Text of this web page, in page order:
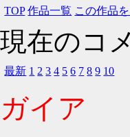
TOP 作品一覧 この作品
現在のコ
最新 1 2 3 4 5 6 7 8 9 10
ガイア